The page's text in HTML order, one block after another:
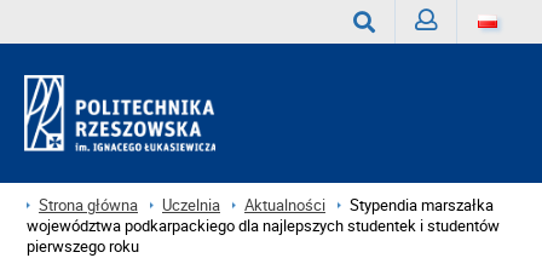
Strona główna Uczelnia Aktualności
Stypendia marszałka
województwa podkarpackiego dla najlepszych studentek i studentów
pierwszego roku